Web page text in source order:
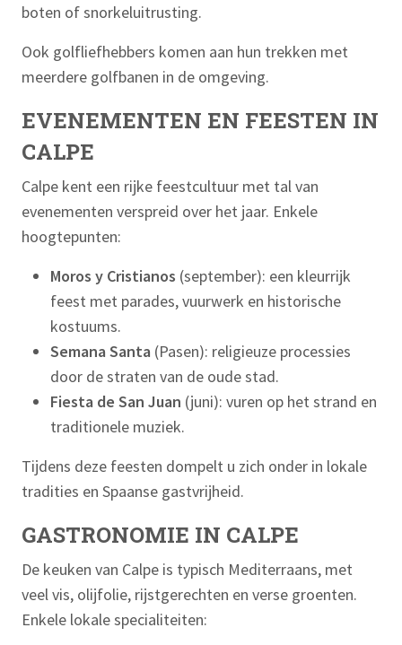
boten of snorkeluitrusting.
Ook golfliefhebbers komen aan hun trekken met
meerdere golfbanen in de omgeving.
EVENEMENTEN EN FEESTEN IN
CALPE
Calpe kent een rijke feestcultuur met tal van
evenementen verspreid over het jaar. Enkele
hoogtepunten:
Moros y Cristianos (september): een kleurrijk
feest met parades, vuurwerk en historische
kostuums.
Semana Santa (Pasen): religieuze processies
door de straten van de oude stad.
Fiesta de San Juan (juni): vuren op het strand en
traditionele muziek.
Tijdens deze feesten dompelt u zich onder in lokale
tradities en Spaanse gastvrijheid.
GASTRONOMIE IN CALPE
De keuken van Calpe is typisch Mediterraans, met
veel vis, olijfolie, rijstgerechten en verse groenten.
Enkele lokale specialiteiten: